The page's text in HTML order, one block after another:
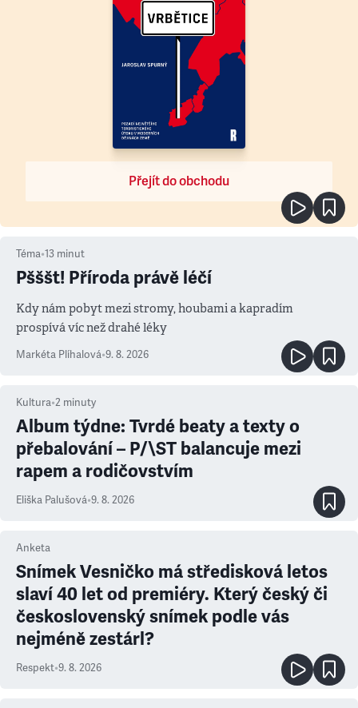
Přejít do obchodu
Téma•13 minut
Pšššt! Příroda právě léčí
Kdy nám pobyt mezi stromy, houbami a kapradím
prospívá víc než drahé léky
Markéta Plíhalová•9. 8. 2026
Kultura•2 minuty
Album týdne: Tvrdé beaty a texty o
přebalování – P/\ST balancuje mezi
rapem a rodičovstvím
Eliška Palušová•9. 8. 2026
Anketa
Snímek Vesničko má středisková letos
slaví 40 let od premiéry. Který český či
československý snímek podle vás
nejméně zestárl?
Respekt•9. 8. 2026